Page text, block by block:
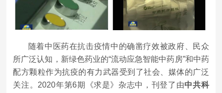
随着中医药在抗击疫情中的确凿疗效被政府、民众
所广泛认知，新绿色药业的“流动应急智能中药房”和中药
配方颗粒作为抗疫的有力武器受到了社会、媒体的广泛
关注。2020年第6期《求是》杂志中，刊登了由中共科